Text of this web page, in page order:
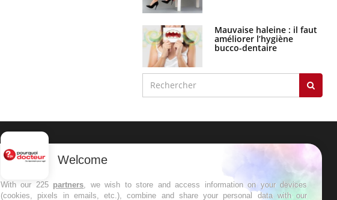
Mauvaise haleine : il faut
améliorer l’hygiène
bucco-dentaire
NEWSLETTER
Recevez toutes les semaines les meilleures
infos santé
Welcome
With our 225 partners, we wish to store and access information on your devices
(cookies, pixels in emails, etc.), combine and share your personal data with our